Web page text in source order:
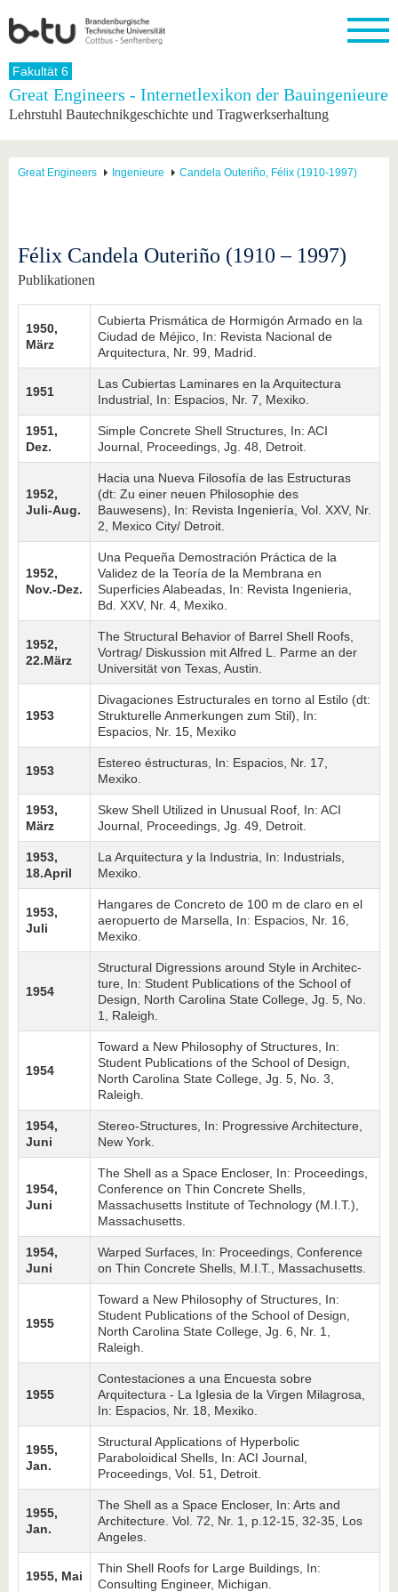
Startseite
Universität
Struktur
Partnerschaften
Forschung
Forschung
Nachwuchs
Studium
Vor dem
Nach
International
Profil
Mit der
Für
internationale
Studierende
Kontakt
Weiterbildung
Wissenschaftliche
Transfer
Fachkräfte
Gründen
an der
Innovative
Transferprojekte
Sie uns
kennen
Werte
Region
erleben
Fakultät 6
Great Engineers - Internetlexikon der Bauingenieure
Lehrstuhl Bautechnikgeschichte und Tragwerkserhaltung
Great Engineers Ingenieure Candela Outeriño, Félix (1910-1997)
Félix Candela Outeriño (1910 – 1997)
Publikationen
1950,
März
Cubierta Prismática de Hormigón Armado en la
Ciudad de Méjico, In: Revista Nacional de
Arquitectura, Nr. 99, Madrid.
1951
Las Cubiertas Laminares en la Arquitectura
Indu­strial, In: Espacios, Nr. 7, Mexiko.
1951,
Dez.
Simple Concrete Shell Structures, In: ACI
Journal, Proceedings, Jg. 48, Detroit.
1952,
Juli-Aug.
Hacia una Nueva Filosofía de las Estructuras
(dt: Zu einer neuen Philosophie des
Bauwesens), In: Revista Ingeniería, Vol. XXV, Nr.
2, Mexico City/ Detroit.
1952,
Nov.-Dez.
Una Pequeña Demostración Práctica de la
Validez de la Teoría de la Membrana en
Superficies Ala­beadas, In: Revista Ingenieria,
Bd. XXV, Nr. 4, Mexiko.
1952,
22.März
The Structural Behavior of Barrel Shell Roofs,
Vortrag/ Diskussion mit Alfred L. Parme an der
Universität von Texas, Austin.
1953
Divagaciones Estructurales en torno al Estilo (dt:
Strukturelle Anmerkungen zum Stil), In:
Espacios, Nr. 15, Mexiko
1953
Estereo éstructuras, In: Espacios, Nr. 17,
Mexiko.
1953,
März
Skew Shell Utilized in Unusual Roof, In: ACI
Jour­nal, Proceedings, Jg. 49, Detroit.
1953,
18.April
La Arquitectura y la Industria, In: Industrials,
Mexiko.
1953,
Juli
Hangares de Concreto de 100 m de claro en el
aeropuerto de Marsella, In: Espacios, Nr. 16,
Mexiko.
1954
Structural Digressions around Style in Architec­
ture, In: Student Publications of the School of
Design, North Carolina State College, Jg. 5, No.
1, Raleigh.
1954
Toward a New Philosophy of Structures, In:
Student Publications of the School of Design,
North Carolina State College, Jg. 5, No. 3,
Raleigh.
1954,
Juni
Stereo-Structures, In: Progressive Architecture,
New York.
1954,
Juni
The Shell as a Space Encloser, In: Proceedings,
Con­ference on Thin Concrete Shells,
Massachusetts Institute of Technology (M.I.T.),
Massachusetts.
1954,
Juni
Warped Surfaces, In: Proceedings, Conference
on Thin Concrete Shells, M.I.T., Massachusetts.
1955
Toward a New Philosophy of Structures, In:
Student Publications of the School of Design,
North Carolina State College, Jg. 6, Nr. 1,
Raleigh.
1955
Contestaciones a una Encuesta sobre
Arquitectura - La Iglesia de la Virgen Milagrosa,
In: Espacios, Nr. 18, Mexiko.
1955,
Jan.
Structural Applications of Hyperbolic
Paraboloidical Shells, In: ACI Journal,
Proceedings, Vol. 51, Detroit.
1955,
Jan.
The Shell as a Space Encloser, In: Arts and
Architecture. Vol. 72, Nr. 1, p.12-15, 32-35, Los
Angeles.
1955, Mai
Thin Shell Roofs for Large Buildings, In:
Consulting Engineer, Michigan.